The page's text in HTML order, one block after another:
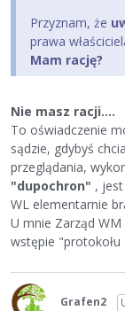
Przyznam, że
prawa
Mam rację?
Nie masz racji....
To oświadczenie
sądzie, gdybyś
przeglądania,
"dupochron" ,
WL elementarnie
U mnie Zarząd
wstępie
Grafen2